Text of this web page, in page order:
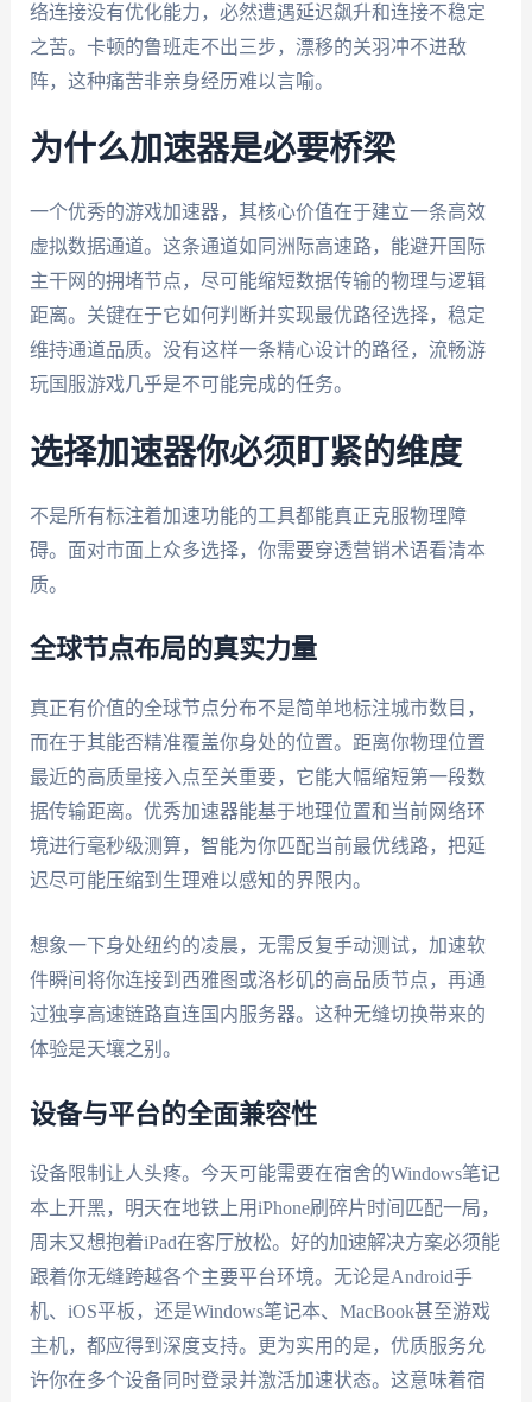
络连接没有优化能力，必然遭遇延迟飙升和连接不稳定
之苦。卡顿的鲁班走不出三步，漂移的关羽冲不进敌
阵，这种痛苦非亲身经历难以言喻。
为什么加速器是必要桥梁
一个优秀的游戏加速器，其核心价值在于建立一条高效
虚拟数据通道。这条通道如同洲际高速路，能避开国际
主干网的拥堵节点，尽可能缩短数据传输的物理与逻辑
距离。关键在于它如何判断并实现最优路径选择，稳定
维持通道品质。没有这样一条精心设计的路径，流畅游
玩国服游戏几乎是不可能完成的任务。
选择加速器你必须盯紧的维度
不是所有标注着加速功能的工具都能真正克服物理障
碍。面对市面上众多选择，你需要穿透营销术语看清本
质。
全球节点布局的真实力量
真正有价值的全球节点分布不是简单地标注城市数目，
而在于其能否精准覆盖你身处的位置。距离你物理位置
最近的高质量接入点至关重要，它能大幅缩短第一段数
据传输距离。优秀加速器能基于地理位置和当前网络环
境进行毫秒级测算，智能为你匹配当前最优线路，把延
迟尽可能压缩到生理难以感知的界限内。
想象一下身处纽约的凌晨，无需反复手动测试，加速软
件瞬间将你连接到西雅图或洛杉矶的高品质节点，再通
过独享高速链路直连国内服务器。这种无缝切换带来的
体验是天壤之别。
设备与平台的全面兼容性
设备限制让人头疼。今天可能需要在宿舍的Windows笔记
本上开黑，明天在地铁上用iPhone刷碎片时间匹配一局，
周末又想抱着iPad在客厅放松。好的加速解决方案必须能
跟着你无缝跨越各个主要平台环境。无论是Android手
机、iOS平板，还是Windows笔记本、MacBook甚至游戏
主机，都应得到深度支持。更为实用的是，优质服务允
许你在多个设备同时登录并激活加速状态。这意味着宿